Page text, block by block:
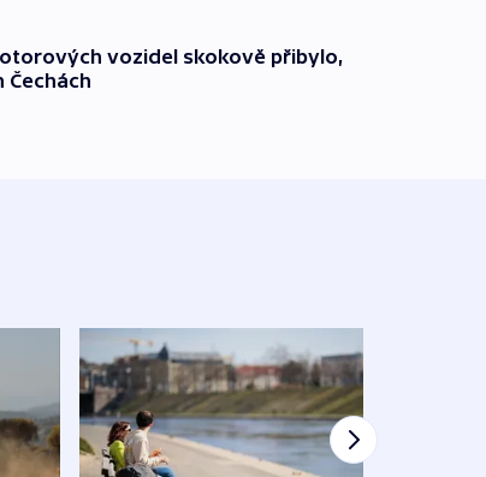
vozidel skokově přibylo,
Čechách